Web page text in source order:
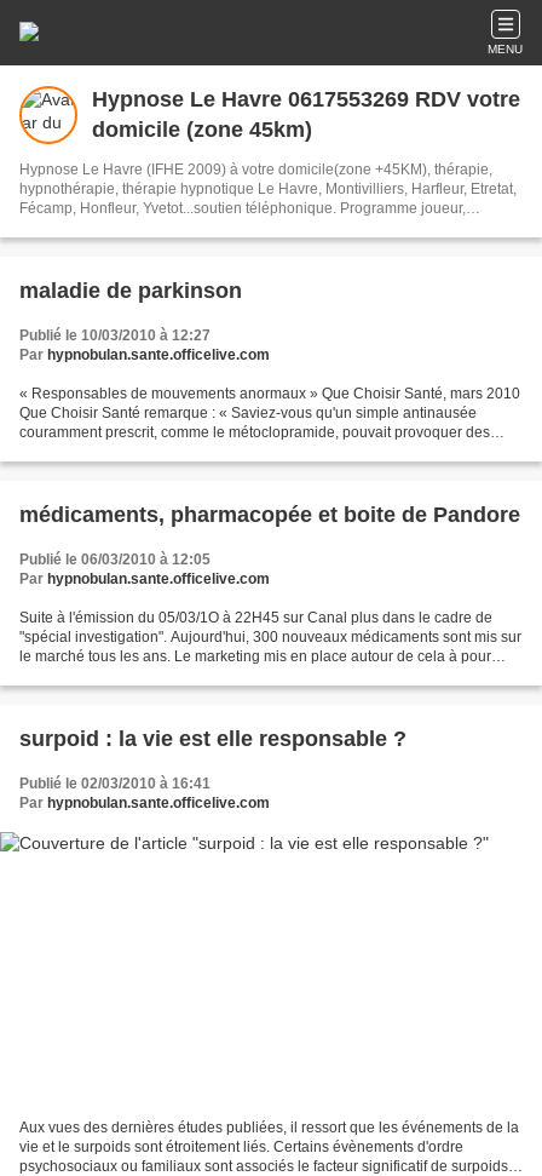
MENU
Hypnose Le Havre 0617553269 RDV votre
domicile (zone 45km)
Hypnose Le Havre (IFHE 2009) à votre domicile(zone +45KM), thérapie,
hypnothérapie, thérapie hypnotique Le Havre, Montivilliers, Harfleur, Etretat,
Fécamp, Honfleur, Yvetot...soutien téléphonique. Programme joueur,
hypnose, phobie, confiance, insomnie, régression ect
maladie de parkinson
Publié le 10/03/2010 à 12:27
Par hypnobulan.sante.officelive.com
« Responsables de mouvements anormaux » Que Choisir Santé, mars 2010
Que Choisir Santé remarque : « Saviez-vous qu'un simple antinausée
couramment prescrit, comme le métoclopramide, pouvait provoquer des
médicaments, pharmacopée et boite de Pandore
Publié le 06/03/2010 à 12:05
Par hypnobulan.sante.officelive.com
Suite à l'émission du 05/03/1O à 22H45 sur Canal plus dans le cadre de
"spécial investigation". Aujourd'hui, 300 nouveaux médicaments sont mis sur
le marché tous les ans. Le marketing mis en place autour de cela à pour
surpoid : la vie est elle responsable ?
Publié le 02/03/2010 à 16:41
Par hypnobulan.sante.officelive.com
Aux vues des dernières études publiées, il ressort que les événements de la
vie et le surpoids sont étroitement liés. Certains évènements d'ordre
psychosociaux ou familiaux sont associés le facteur significatif de surpoids